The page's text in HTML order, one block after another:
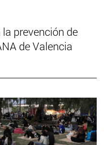
prevención de
de Valencia